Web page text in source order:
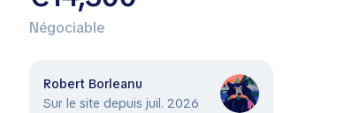
Négociable
Robert Borleanu
Sur le site depuis juil. 2026